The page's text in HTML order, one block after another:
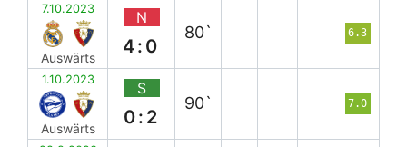
7.10.2023
Auswärts
N
4:0
80` 6.3
1.10.2023
Auswärts
S
0:2
90` 7.0